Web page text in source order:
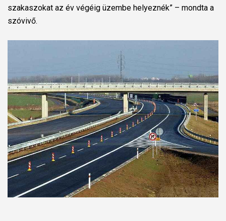
szakaszokat az év végéig üzembe helyeznék” – mondta a
szóvivő.